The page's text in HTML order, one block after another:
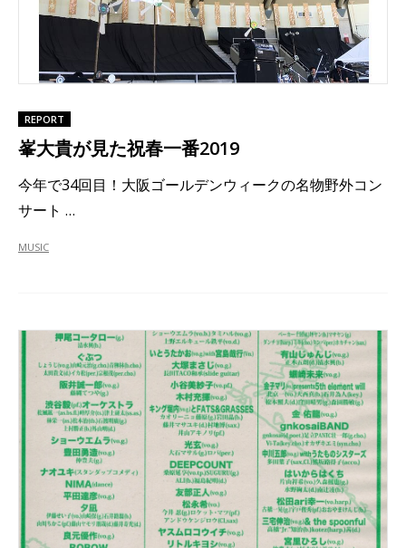
REPORT
峯大貴が見た祝春一番2019
今年で34回目！大阪ゴールデンウィークの名物野外コン
サート …
MUSIC